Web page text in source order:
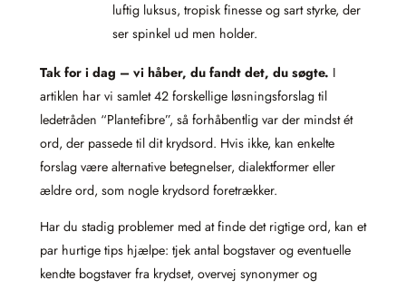
luftig luksus, tropisk finesse og sart styrke, der
ser spinkel ud men holder.
Tak for i dag – vi håber, du fandt det, du søgte. I
artiklen har vi samlet 42 forskellige løsningsforslag til
ledetråden “Plantefibre”, så forhåbentlig var der mindst ét
ord, der passede til dit krydsord. Hvis ikke, kan enkelte
forslag være alternative betegnelser, dialektformer eller
ældre ord, som nogle krydsord foretrækker.
Har du stadig problemer med at finde det rigtige ord, kan et
par hurtige tips hjælpe: tjek antal bogstaver og eventuelle
kendte bogstaver fra krydset, overvej synonymer og